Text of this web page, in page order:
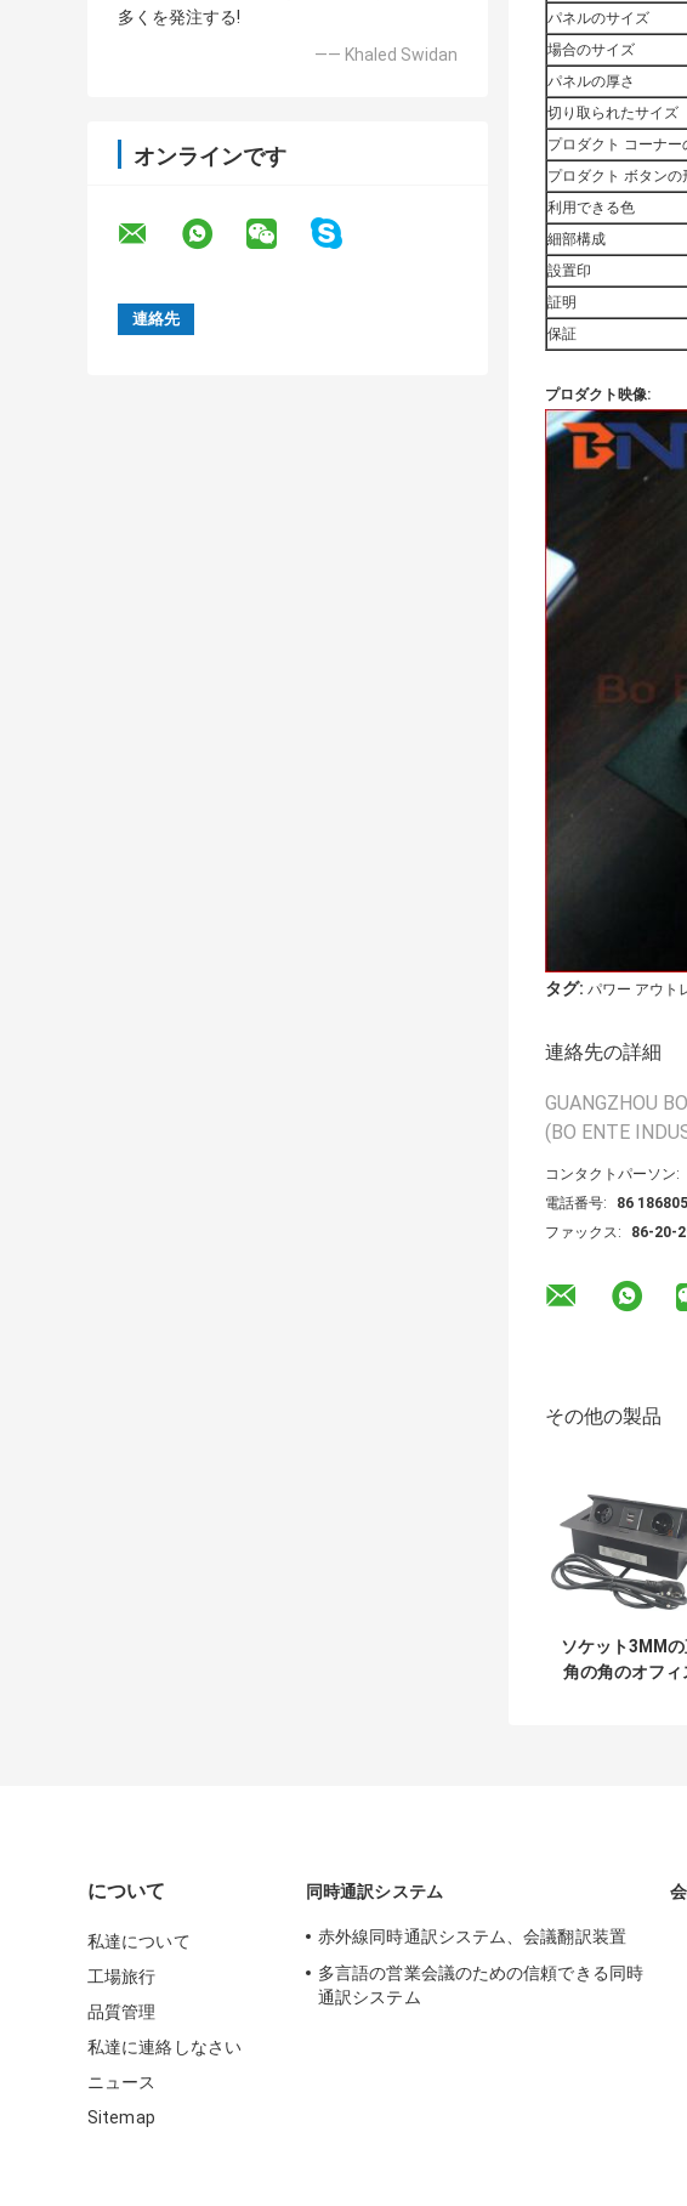
多くを発注する!
—— Khaled Swidan
オンラインです
パネルのサイズ
場合のサイズ
パネルの厚さ
切り取られたサイズ
プロダクト コーナー
プロダクト ボタンの
利用できる色
細部構成
設置印
証明
保証
プロダクト映像:
タグ: パワー アウト
連絡先の詳細
GUANGZHOU
(BO ENTE
コンタクトパーソン:
電話番号:
86
ファックス:
86-20-
その他の製品
ソケット3MM
角の角のオフィ
について
私達について
工場旅行
品質管理
私達に連絡しなさい
ニュース
Sitemap
同時通訳システム
赤外線同時通訳システム、会議翻訳装置
多言語の営業会議のための信頼できる同時
通訳システム